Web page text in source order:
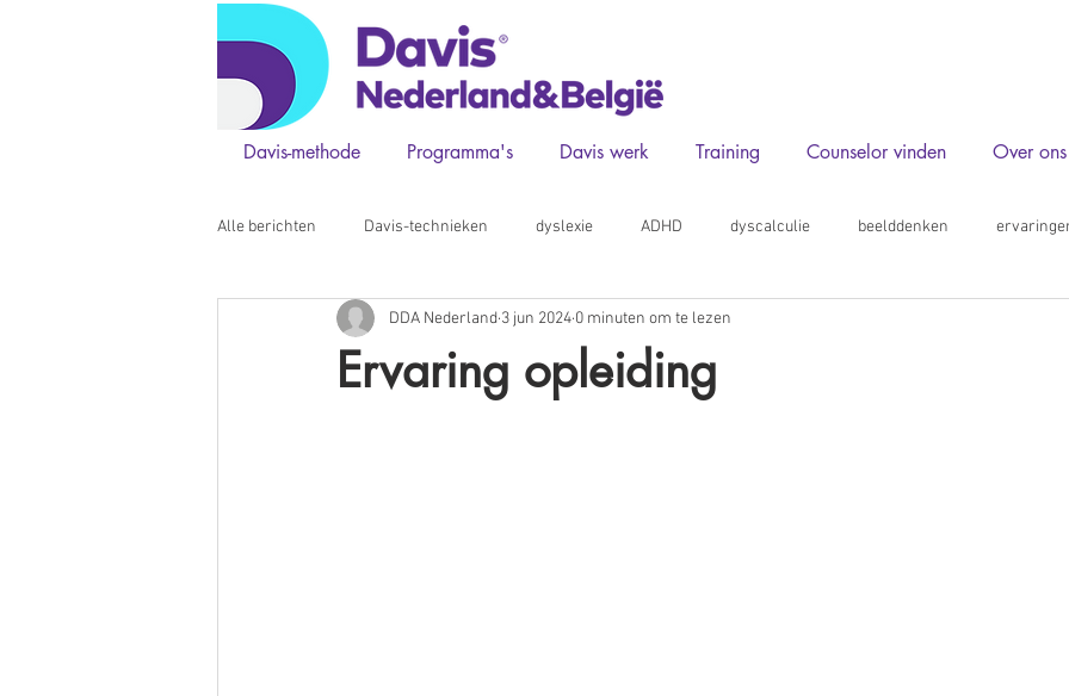
Davis-methode Programma's Davis werk Training Counselor vinden Over ons
Alle berichten Davis-technieken dyslexie ADHD dyscalculie beelddenken
counselor van de week
Ervaring opleiding
DDA Nederland 3 jun 2024 0 minuten om te lezen